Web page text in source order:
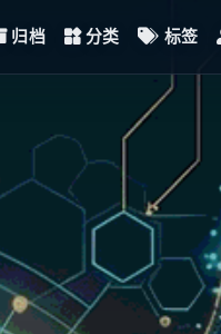
归档 分类 标签